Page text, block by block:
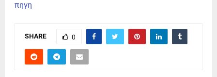
πηγη
SHARE 0